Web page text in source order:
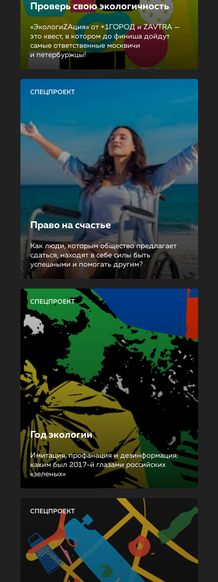
Проверь свою экологичность
«ЭкологиZAция» от +1ГОРОД и ZAVTRA —
это квест, в котором до финиша дойдут
самые ответственные москвичи
и петербуржцы!
СПЕЦПРОЕКТ
Право на счастье
Как люди, которым общество предлагает
сдаться, находят в себе силы быть
успешными и помогать другим?
СПЕЦПРОЕКТ
Год экологии
Имитация, профанация и дезинформация:
каким был 2017-й глазами российских
«зеленых»
СПЕЦПРОЕКТ